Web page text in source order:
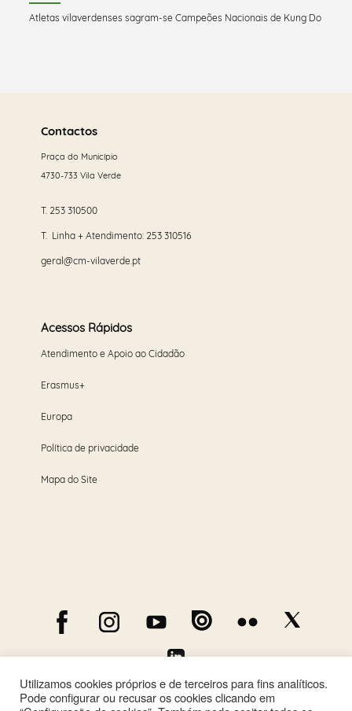
Atletas vilaverdenses sagram-se Campeões Nacionais de Kung Do
maisContactos
Praça do Município
4730-733 Vila Verde
T. 253 310500
T. Linha + Atendimento: 253 310516
geral@cm-vilaverde.pt
Acessos Rápidos
Atendimento e Apoio ao Cidadão
Erasmus+
Europa
Política de privacidade
Mapa do Site
Utilizamos cookies próprios e de terceiros para fins analíticos.
Pode configurar ou recusar os cookies clicando em